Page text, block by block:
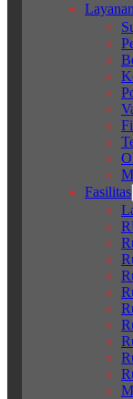
Layanan
Fasilitas